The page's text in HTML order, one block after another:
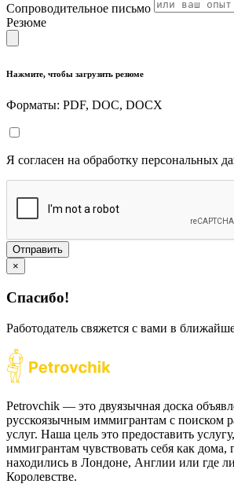
Сопроводительное письмо
Резюме
Нажмите, чтобы загрузить резюме
Форматы: PDF, DOC, DOCX
Я согласен на обработку персональных
Отправить
×
Спасибо!
Работодатель свяжется с вами в
Petrovchik — это двуязычная доска
русскоязычным иммигрантам с поиском
услуг. Наша цель это предоставить
иммигрантам чувствовать себя как дома,
находились в Лондоне, Англии или где
Королевстве.